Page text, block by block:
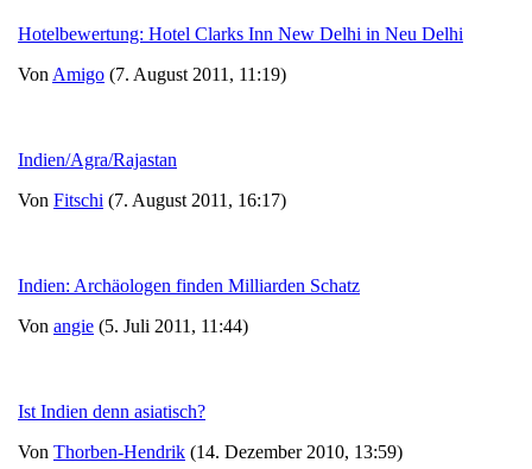
Hotelbewertung: Hotel Clarks Inn New Delhi in Neu Delhi
Von Amigo (7. August 2011, 11:19)
Indien/Agra/Rajastan
Von Fitschi (7. August 2011, 16:17)
Indien: Archäologen finden Milliarden Schatz
Von angie (5. Juli 2011, 11:44)
Ist Indien denn asiatisch?
Von Thorben-Hendrik (14. Dezember 2010, 13:59)